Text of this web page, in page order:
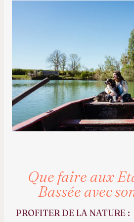
Que faire aux
Bassée avec
PROFITER DE LA NATURE :